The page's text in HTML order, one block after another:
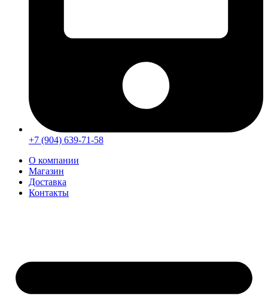
+7 (904) 639-71-58
О компании
Магазин
Доставка
Контакты